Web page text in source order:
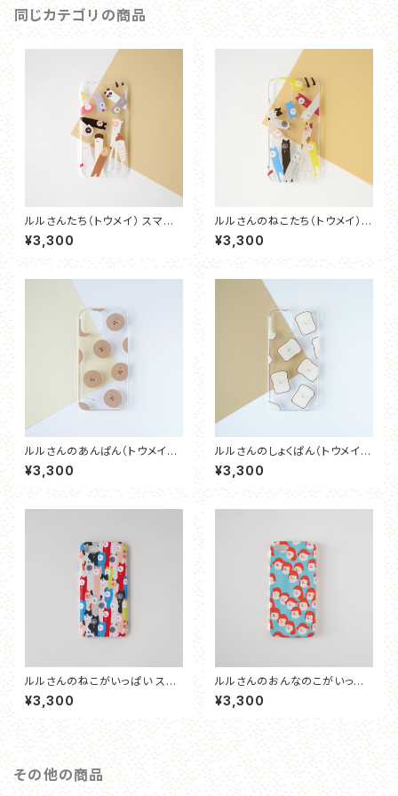
同じカテゴリの商品
ルルさんたち（トウメイ） スマホ
ケース
¥3,300
ルルさんのねこたち（トウメイ）
スマホケース
¥3,300
ルルさんのあんぱん（トウメイ）
スマホケース
¥3,300
ルルさんのしょくぱん（トウメイ）
スマホケース
¥3,300
ルルさんのねこがいっぱい スマ
ホケース
¥3,300
ルルさんのおんなのこがいっぱ
い（だいだい） スマホケース
¥3,300
その他の商品